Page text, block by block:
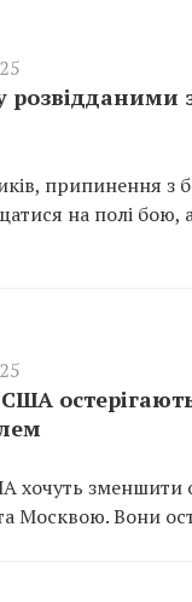
припинення
на полі бою,
хочуть зменшити
Москвою. Вони